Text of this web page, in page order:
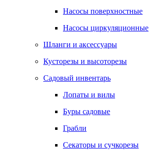
Насосы поверхностные
Насосы циркуляционные
Шланги и аксессуары
Кусторезы и высоторезы
Садовый инвентарь
Лопаты и вилы
Буры садовые
Грабли
Секаторы и сучкорезы